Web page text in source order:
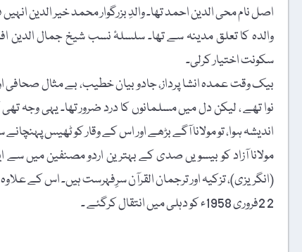
اصل نام محی الدین احمد تھا۔ والدِ بزرگوار محمد خیر الدین
والدہ کا تعلق مدینہ سے تھا۔ سلسلۂ نسب شیخ جمال الدین
سکونت اختیار کرلی۔
بیک وقت عمدہ انشا پرداز، جادو بیان خطیب، بے مثال
نوا تھے ، لیکن دل میں مسلمانوں کا درد ضرور تھا۔ یہی
اندیشہ ہوا، تو مولانا آگے بڑھے اور اس کے وقار کو ٹھیس پہنچانے
مولانا آزاد کو بیسویں صدی کے بہترین اردو مصنفین میں
(انگریزی)، تزکیہ اور ترجمان القرآن سرِفہرست ہیں۔ اس کے علاوہ ’’الہلال‘‘ نامی
2 2فروری 1958ء کو دہلی میں انتقال کرگئے ۔